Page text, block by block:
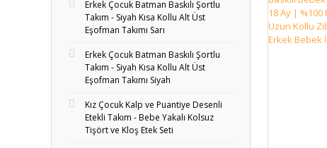
Erkek Çocuk Batman Baskılı Şortlu
Takım - Siyah Kısa Kollu Alt Üst
Eşofman Takımı Sarı
Erkek Çocuk Batman Baskılı Şortlu
Takım - Siyah Kısa Kollu Alt Üst
Eşofman Takımı Siyah
Kız Çocuk Kalp ve Puantiye Desenli
Etekli Takım - Bebe Yakalı Kolsuz
Tişört ve Kloş Etek Seti